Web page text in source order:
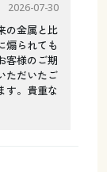
2026-07-30
の金属と比
煽られても
客様のご期
ただいたご
す。貴重な